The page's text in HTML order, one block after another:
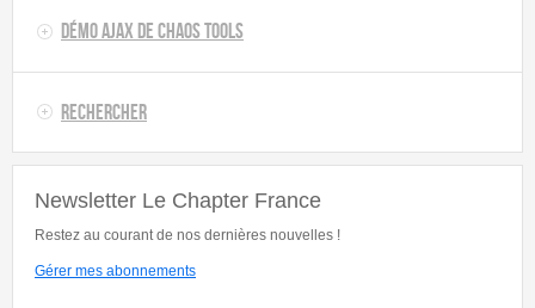
Démo AJAX de Chaos Tools
Rechercher
Newsletter Le Chapter France
Restez au courant de nos dernières nouvelles !
Gérer mes abonnements